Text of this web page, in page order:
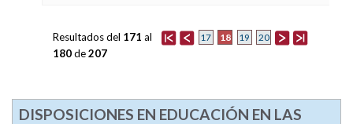
17 18 19 20
Resultados del 171 al
180de207
DISPOSICIONES EN EDUCACIÓN EN LAS